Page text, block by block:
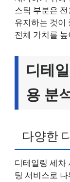
스틱 부분은
유지하는 것이
전체 가치를
디테
용 분
다양한
디테일링 세차
팅 서비스로